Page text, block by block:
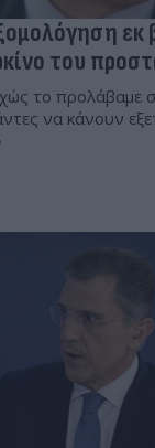
του
το προλάβαμε
να κάνουν